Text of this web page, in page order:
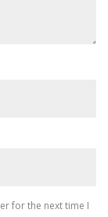
for the next time I